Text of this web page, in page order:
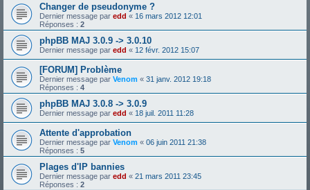
Changer de pseudonyme ?
Dernier message par edd « 16 mars 2012 12:01
Réponses : 2
phpBB MAJ 3.0.9 -> 3.0.10
Dernier message par edd « 12 févr. 2012 15:07
[FORUM] Problème
Dernier message par Venom « 31 janv. 2012 19:18
Réponses : 4
phpBB MAJ 3.0.8 -> 3.0.9
Dernier message par edd « 18 juil. 2011 11:28
Attente d'approbation
Dernier message par Venom « 06 juin 2011 21:38
Réponses : 5
Plages d'IP bannies
Dernier message par edd « 21 mars 2011 23:45
Réponses : 2